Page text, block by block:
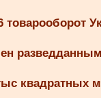
товарооборот
квадратных